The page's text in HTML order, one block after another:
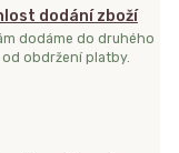
dodání zboží
dodáme do druhého
obdržení platby.